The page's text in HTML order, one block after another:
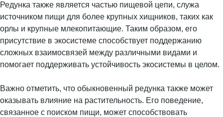
Редунка также является частью пищевой цепи, служа
источником пищи для более крупных хищников, таких как
орлы и крупные млекопитающие. Таким образом, его
присутствие в экосистеме способствует поддержанию
сложных взаимосвязей между различными видами и
помогает поддерживать устойчивость экосистемы в целом.
Важно отметить, что обыкновенный редунка также может
оказывать влияние на растительность. Его поведение,
связанное с поиском пищи, может способствовать